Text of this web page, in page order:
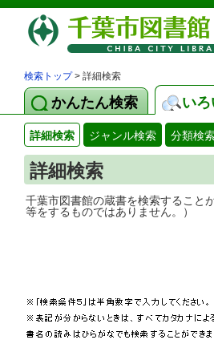
検索トップ> 詳細検索
かんたん検索 い
詳細検索 ジャンル検索 分類検
詳細検索
千葉市図書館の蔵書を
等をするものではありません。）